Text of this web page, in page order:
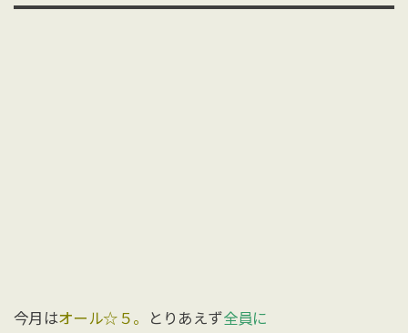
今月はオール☆５。 とりあえず全員に